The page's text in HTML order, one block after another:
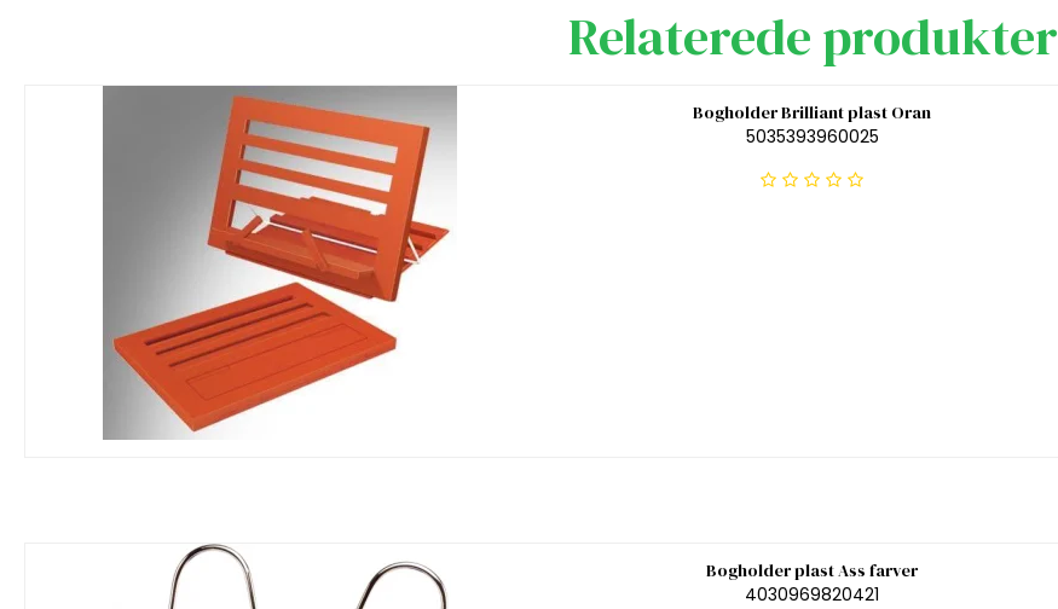
Relaterede produkter
Bogholder Brilliant plast Oran
5035393960025
Bogholder plast Ass farver
4030969820421